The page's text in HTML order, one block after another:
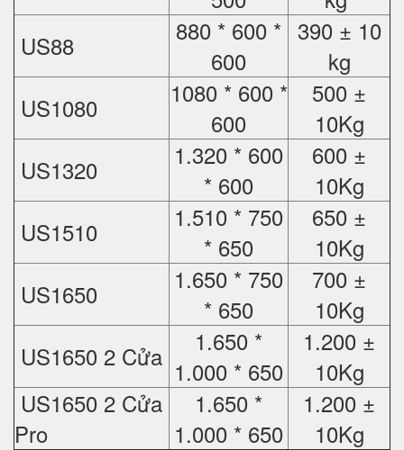
US88
880 * 600 *
600
390 ± 10
kg
US1080
1080 * 600 *
600
500 ±
10Kg
US1320
1.320 * 600
* 600
600 ±
10Kg
US1510
1.510 * 750
* 650
650 ±
10Kg
US1650
1.650 * 750
* 650
700 ±
10Kg
US1650 2 Cửa
1.650 *
1.000 * 650
1.200 ±
10Kg
US1650 2 Cửa
Pro
1.650 *
1.000 * 650
1.200 ±
10Kg